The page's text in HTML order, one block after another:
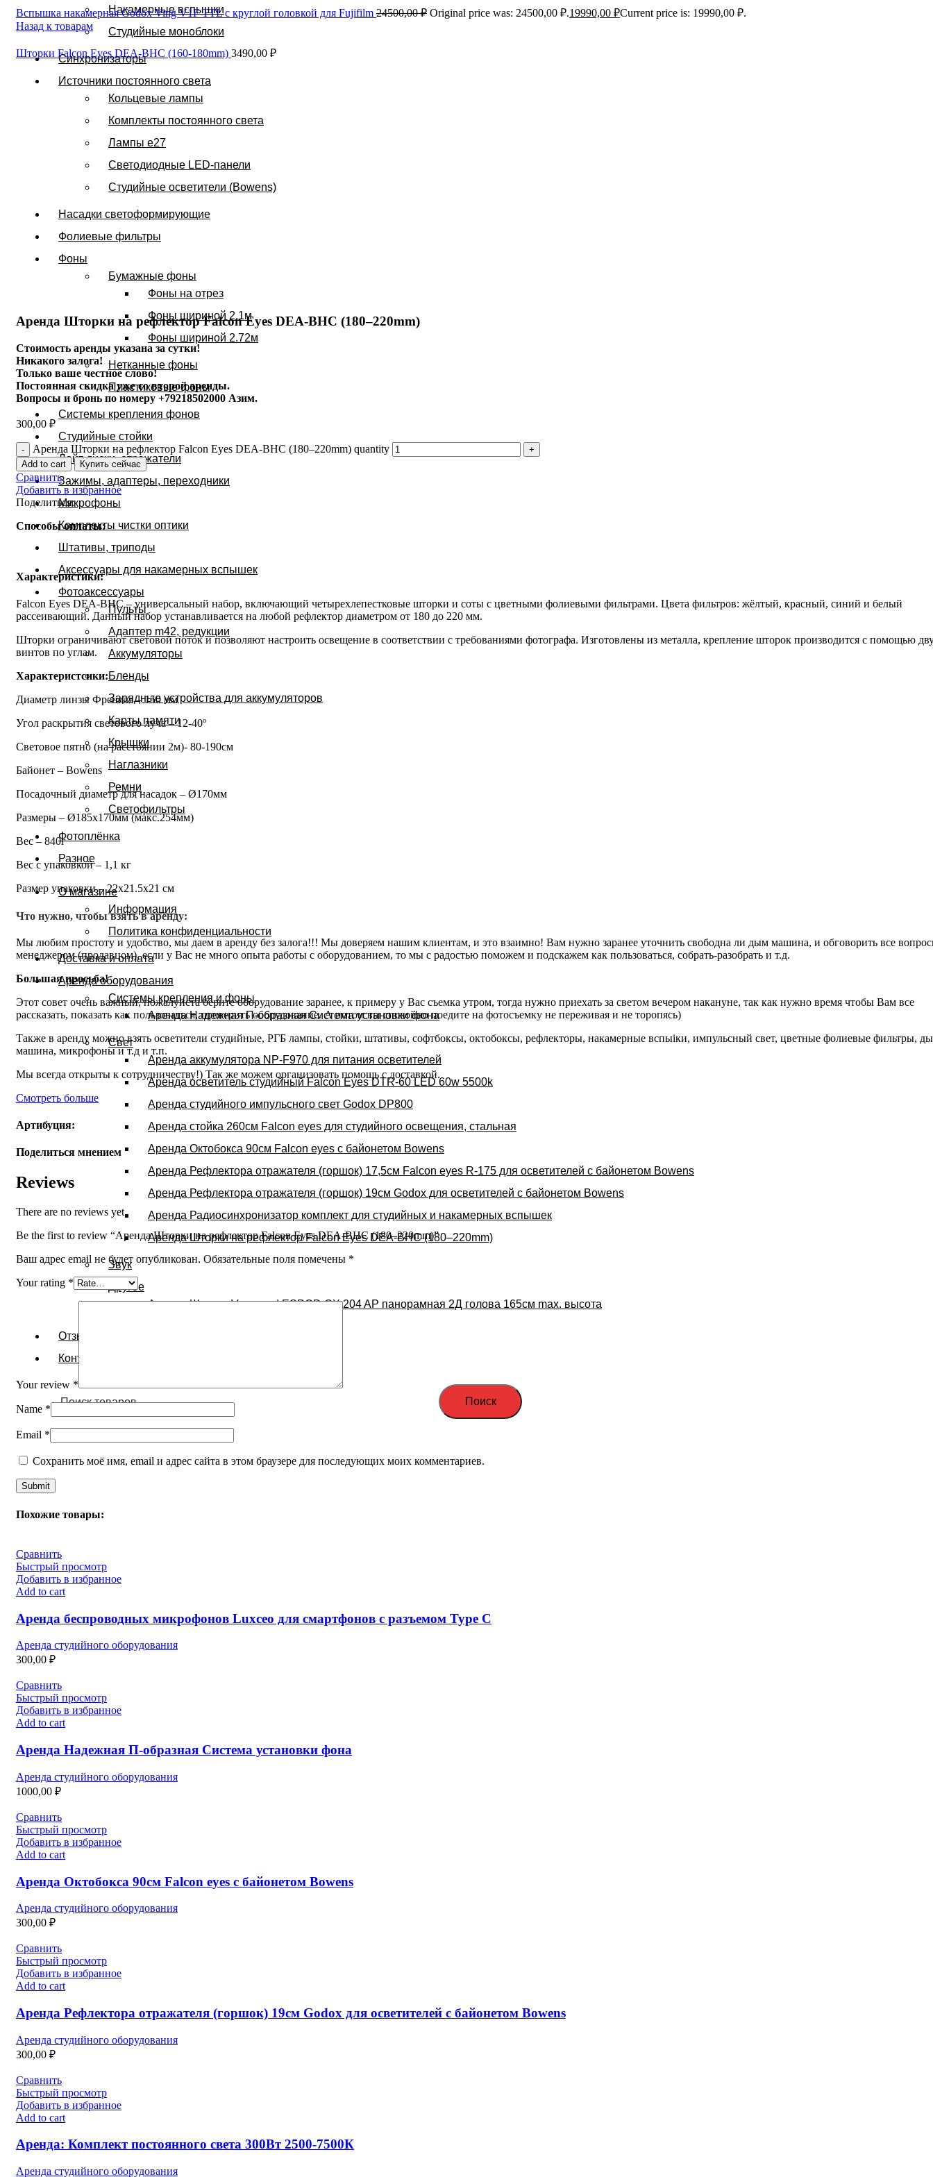
Накамерные вспышки
Студийные моноблоки
Синхронизаторы
Источники постоянного света
Кольцевые лампы
Комплекты постоянного света
Лампы e27
Светодиодные LED-панели
Студийные осветители (Bowens)
Насадки светоформирующие
Фолиевые фильтры
Фоны
Бумажные фоны
Фоны на отрез
Фоны шириной 2.1м
Фоны шириной 2.72м
Нетканные фоны
Пластиковые фоны
Системы крепления фонов
Студийные стойки
Лайт диски, отражатели
Зажимы, адаптеры, переходники
Микрофоны
Комплекты чистки оптики
Штативы, триподы
Аксессуары для накамерных вспышек
Фотоаксессуары
Пульты
Адаптер m42, редукции
Аккумуляторы
Бленды
Зарядные устройства для аккумуляторов
Карты памяти
Крышки
Наглазники
Ремни
Светофильтры
Фотоплёнка
Разное
О магазине
Информация
Политика конфиденциальности
Доставка и оплата
Аренда оборудования
Системы крепления и фоны
Аренда Надежная П-образная Система установки фона
Свет
Аренда аккумулятора NP-F970 для питания осветителей
Аренда осветитель студийный Falcon Eyes DTR-60 LED 60w 5500k
Аренда студийного импульсного свет Godox DP800
Аренда стойка 260см Falcon eyes для студийного освещения, стальная
Аренда Октобокса 90см Falcon eyes с байонетом Bowens
Аренда Рефлектора отражателя (горшок) 17,5см Falcon eyes R-175 для осветителей с байонетом Bowens
Аренда Рефлектора отражателя (горшок) 19см Godox для осветителей с байонетом Bowens
Аренда Радиосинхронизатор комплект для студийных и накамерных вспышек
Аренда Шторки на рефлектор Falcon Eyes DEA-BHC (180–220mm)
Звук
Другое
Аренда Штатив Vanguard ESPOD CX 204 AP панорамная 2Д голова 165см max. высота
Отзывы
Контакты
Поиск
Вспышка накамерная Godox Ving V1F TTL с круглой головкой для Fujifilm 24500,00₽ Original price was: 24500,00 ₽.19990,00 ₽Current price is: 19990,00 ₽.
Назад к товарам
Шторки Falcon Eyes DEA-BHC (160-180mm) 3490,00 ₽
Нажмите, чтобы увеличить
Аренда Шторки на рефлектор Falcon Eyes DEA-BHC (180–220mm)
Стоимость аренды указана за сутки!
Никакого залога!
Только ваше честное слово!
Постоянная скидка уже со второй аренды.
Вопросы и бронь по номеру +79218502000 Азим.
300,00 ₽
Аренда Шторки на рефлектор Falcon Eyes DEA-BHC (180–220mm) quantity
Add to cart Купить сейчас
Сравнить
Добавить в избранное
Поделиться:
Способы оплаты:
Характеристики:
Falcon Eyes DEA-BHC – универсальный набор, включающий четырехлепестковые шторки и соты с цветными фолиевыми фильтрами. Цвета фильтров: жёлтый, красный, синий и белый
рассеивающий. Данный набор устанавливается на любой рефлектор диаметром от 180 до 220 мм.
Шторки ограничивают световой поток и позволяют настроить освещение в соответствии с требованиями фотографа. Изготовлены из металла, крепление шторок производится с помощью
винтов по углам.
Характеристсики:
Диаметр линзы Френеля – 150 мм
Угол раскрытия светового луча – 12-40º
Световое пятно (на расстоянии 2м)- 80-190см
Байонет – Bowens
Посадочный диаметр для насадок – Ø170мм
Размеры – Ø185х170мм (макс.254мм)
Вес – 840г
Вес с упаковкой – 1,1 кг
Размер упаковки – 22х21.5х21 см
Что нужно, чтобы взять в аренду:
Мы любим простоту и удобство, мы даем в аренду без залога!!! Мы доверяем нашим клиентам, и это взаимно! Вам нужно заранее уточнить свободна ли дым машина, и обговорить все
менеджером (продавцом), если у Вас не много опыта работы с оборудованием, то мы с радостью поможем и подскажем как пользоваться, собрать-разобрать и т.д.
Большая просьба!
Этот совет очень важный, пожалуйста берите оборудование заранее, к примеру у Вас съемка утром, тогда нужно приехать за светом вечером накануне, так как нужно время чтобы Вам все
рассказать, показать как пользоваться, проверить оборудование. А потом вы спокойно поедите на фотосъемку не переживая и не торопясь)
Также в аренду можно взять осветители студийные, РГБ лампы, стойки, штативы, софтбоксы, октобоксы, рефлекторы, накамерные вспыiки, импульсный свет, цветные фолиевые фильтры,
машина, микрофоны и т.д и т.п.
Мы всегда открыты к сотрудничеству!) Так же можем организовать помощь с доставкой.
Смотреть больше
Артибуция:
Поделиться мнением
Reviews
There are no reviews yet.
Be the first to review “Аренда Шторки на рефлектор Falcon Eyes DEA-BHC (180–220mm)”
Ваш адрес email не будет опубликован. Обязательные поля помечены *
Your rating *
Your review *
Name *
Email *
Сохранить моё имя, email и адрес сайта в этом браузере для последующих моих комментариев.
Похожие товары:
Сравнить
Быстрый просмотр
Добавить в избранное
Add to cart
Аренда беспроводных микрофонов Luxceo для смартфонов с разъемом Type C
Аренда студийного оборудования
300,00 ₽
Сравнить
Быстрый просмотр
Добавить в избранное
Add to cart
Аренда Надежная П-образная Система установки фона
Аренда студийного оборудования
1000,00 ₽
Сравнить
Быстрый просмотр
Добавить в избранное
Add to cart
Аренда Октобокса 90см Falcon eyes с байонетом Bowens
Аренда студийного оборудования
300,00 ₽
Сравнить
Быстрый просмотр
Добавить в избранное
Add to cart
Аренда Рефлектора отражателя (горшок) 19см Godox для осветителей с байонетом Bowens
Аренда студийного оборудования
300,00 ₽
Сравнить
Быстрый просмотр
Добавить в избранное
Add to cart
Аренда: Комплект постоянного света 300Вт 2500-7500К
Аренда студийного оборудования